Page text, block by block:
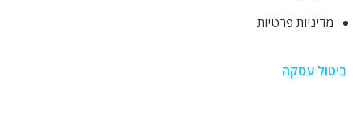
מדיניות פרטיות
ביטול עסקה